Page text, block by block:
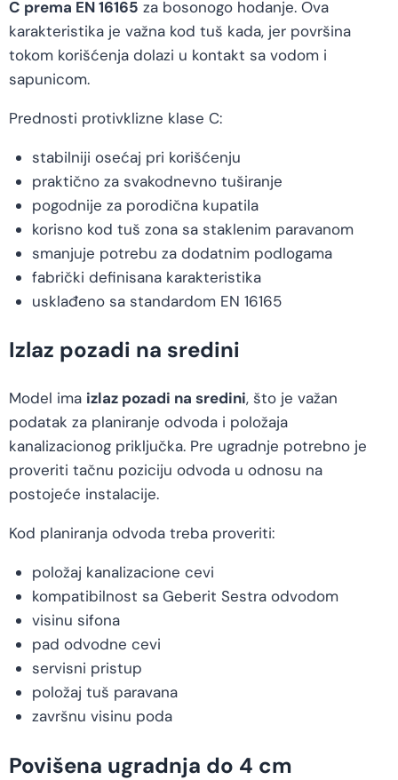
C prema EN 16165 za bosonogo hodanje. Ova
karakteristika je važna kod tuš kada, jer površina
tokom korišćenja dolazi u kontakt sa vodom i
sapunicom.
Prednosti protivklizne klase C:
stabilniji osećaj pri korišćenju
praktično za svakodnevno tuširanje
pogodnije za porodična kupatila
korisno kod tuš zona sa staklenim paravanom
smanjuje potrebu za dodatnim podlogama
fabrički definisana karakteristika
usklađeno sa standardom EN 16165
Izlaz pozadi na sredini
Model ima izlaz pozadi na sredini, što je važan
podatak za planiranje odvoda i položaja
kanalizacionog priključka. Pre ugradnje potrebno je
proveriti tačnu poziciju odvoda u odnosu na
postojeće instalacije.
Kod planiranja odvoda treba proveriti:
položaj kanalizacione cevi
kompatibilnost sa Geberit Sestra odvodom
visinu sifona
pad odvodne cevi
servisni pristup
položaj tuš paravana
završnu visinu poda
Povišena ugradnja do 4 cm